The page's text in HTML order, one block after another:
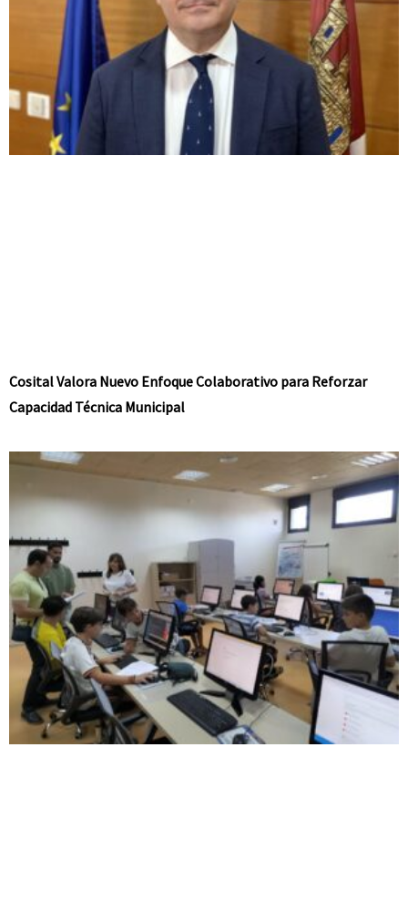
Cosital Valora Nuevo Enfoque Colaborativo para Reforzar
Capacidad Técnica Municipal